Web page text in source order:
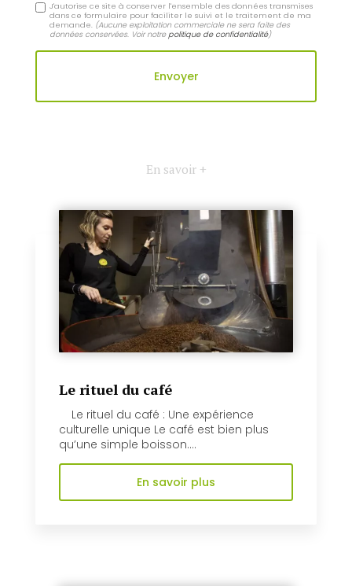
J'autorise ce site à conserver l'ensemble des données transmises
dans ce formulaire pour faciliter le suivi et le traitement de ma
demande. (Aucune exploitation commerciale ne sera faite des
données conservées. Voir notrepolitique de confidentialité)
En savoir +
Le rituel du café
Le rituel du café : Une expérience
culturelle unique Le café est bien plus
qu’une simple boisson....
En savoir plus